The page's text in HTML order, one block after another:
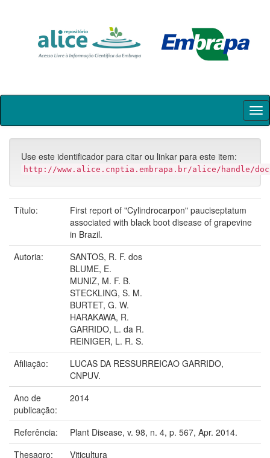
Skip
Use este identificador para citar ou linkar para este item:
http://www.alice.cnptia.embrapa.br/alice/handle/doc/
Título:
First report of "Cylindrocarpon" pauciseptatum
associated with black boot disease of grapevine
in Brazil.
Autoria:
SANTOS, R. F. dos
BLUME, E.
MUNIZ, M. F. B.
STECKLING, S. M.
BURTET, G. W.
HARAKAWA, R.
GARRIDO, L. da R.
REINIGER, L. R. S.
Afiliação:
LUCAS DA RESSURREICAO GARRIDO,
CNPUV.
Ano de
publicação:
2014
Referência:
Plant Disease, v. 98, n. 4, p. 567, Apr. 2014.
Thesagro:
Viticultura